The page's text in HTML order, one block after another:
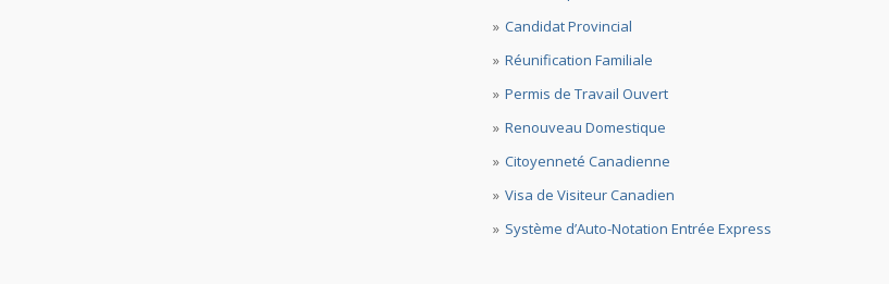
Candidat Provincial
Réunification Familiale
Permis de Travail Ouvert
Renouveau Domestique
Citoyenneté Canadienne
Visa de Visiteur Canadien
Système d’Auto-Notation Entrée Express